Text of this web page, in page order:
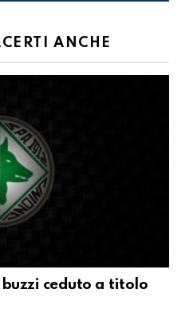
ANCHE
ceduto a titolo